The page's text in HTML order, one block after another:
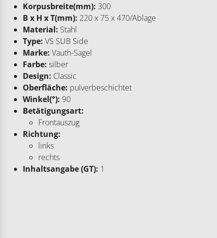
Korpusbreite(mm): 300
B x H x T(mm): 220 x 75 x 470/Ablage
Material: Stahl
Type: VS SUB Side
Marke: Vauth-Sagel
Farbe: silber
Design: Classic
Oberfläche: pulverbeschichtet
Winkel(°): 90
Betätigungsart:
Frontauszug
Richtung:
links
rechts
Inhaltsangabe (GT): 1